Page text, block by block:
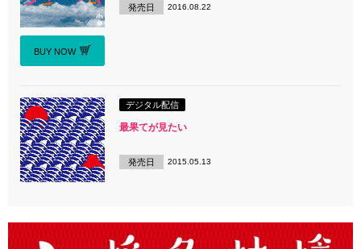
BUY NOW
発売日 2016.08.22
デジタル配信
最果てが見たい
発売日 2015.05.13